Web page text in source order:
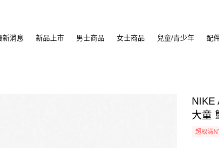
新消息 新品上市 男士商品 女士商品 兒童/青少年 配
NIKE
大童
超取滿